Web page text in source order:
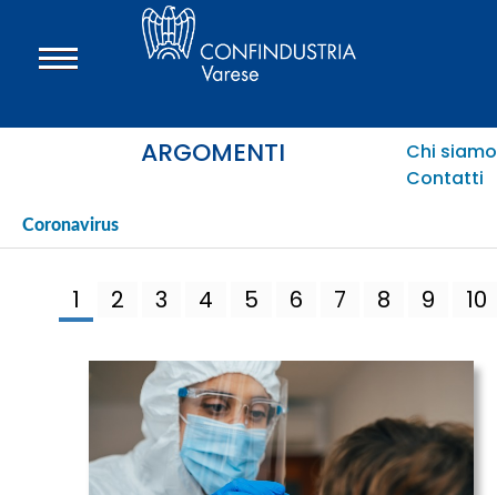
ARGOMENTI Chi siamo
Contatti
Coronavirus
1 2 3 4 5 6 7 8 9 10